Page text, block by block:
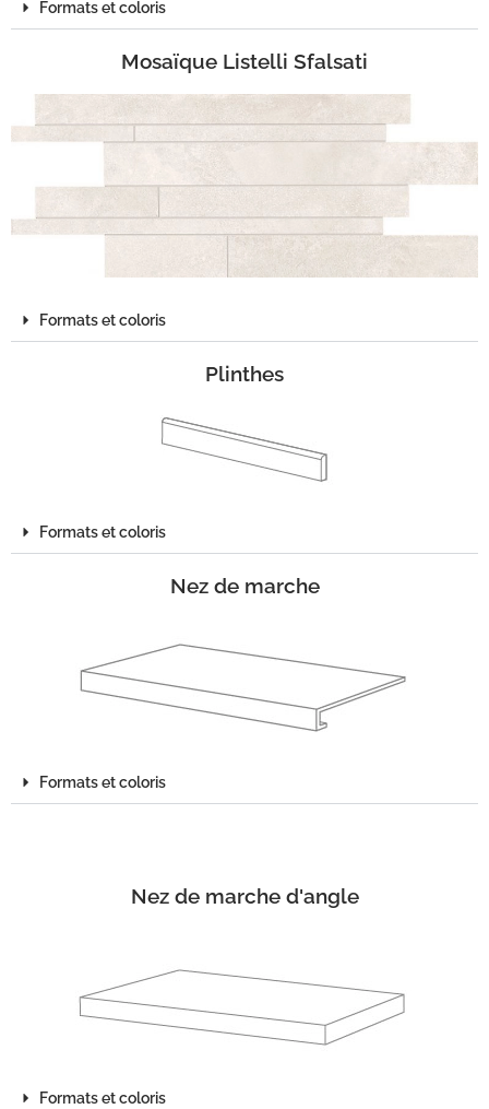
Formats et coloris
Mosaïque Listelli Sfalsati
Formats et coloris
Plinthes
Formats et coloris
Nez de marche
Formats et coloris
Nez de marche d'angle
Formats et coloris